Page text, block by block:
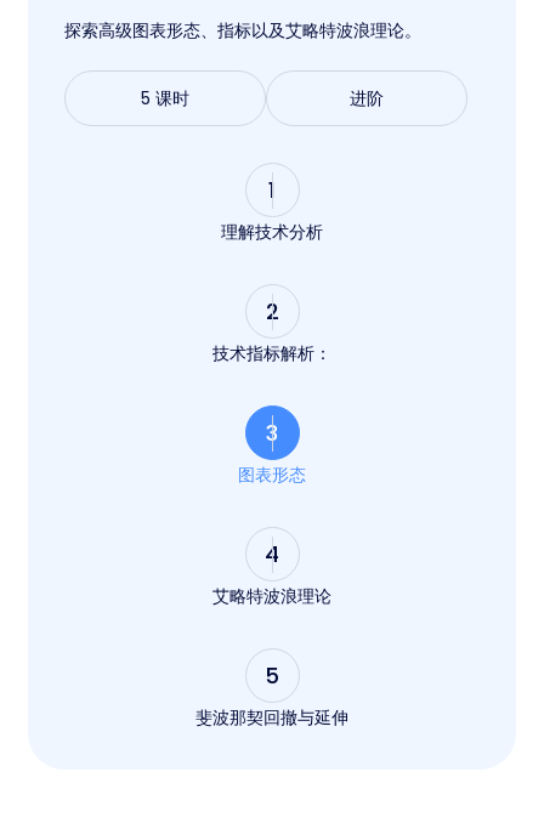
探索高级图表形态、指标以及艾略特波浪理论。
5 课时 进阶
1
理解技术分析
2
技术指标解析：
3
图表形态
4
艾略特波浪理论
5
斐波那契回撤与延伸